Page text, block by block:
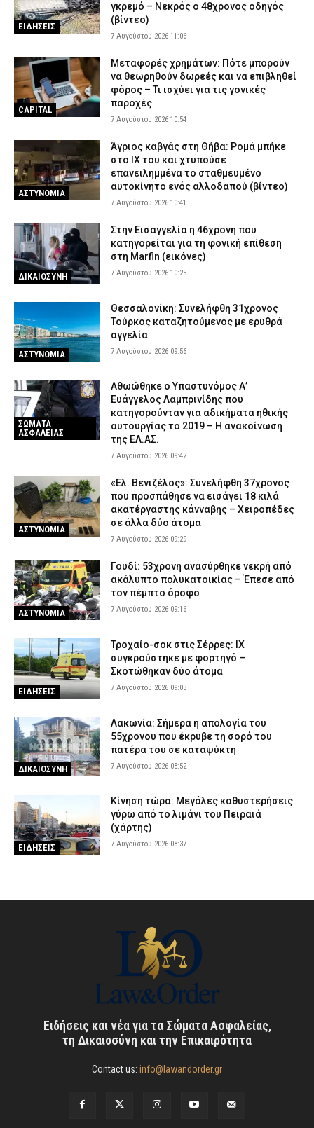
ΕΙΔΗΣΕΙΣ
γκρεμό – Νεκρός ο 48χρονος οδηγός
(βίντεο)
7 Αυγούστου 2026 11:06
CAPITAL
Μεταφορές χρημάτων: Πότε μπορούν
να θεωρηθούν δωρεές και να επιβληθεί
φόρος – Τι ισχύει για τις γονικές
παροχές
7 Αυγούστου 2026 10:54
ΑΣΤΥΝΟΜΙΑ
Άγριος καβγάς στη Θήβα: Ρομά μπήκε
στο ΙΧ του και χτυπούσε
επανειλημμένα το σταθμευμένο
αυτοκίνητο ενός αλλοδαπού (βίντεο)
7 Αυγούστου 2026 10:41
ΔΙΚΑΙΟΣΥΝΗ
Στην Εισαγγελία η 46χρονη που
κατηγορείται για τη φονική επίθεση
στη Marfin (εικόνες)
7 Αυγούστου 2026 10:25
ΑΣΤΥΝΟΜΙΑ
Θεσσαλονίκη: Συνελήφθη 31χρονος
Τούρκος καταζητούμενος με ερυθρά
αγγελία
7 Αυγούστου 2026 09:56
ΣΩΜΑΤΑ
ΑΣΦΑΛΕΙΑΣ
Αθωώθηκε ο Υπαστυνόμος Α’
Ευάγγελος Λαμπρινίδης που
κατηγορούνταν για αδικήματα ηθικής
αυτουργίας το 2019 – Η ανακοίνωση
της ΕΛ.ΑΣ.
7 Αυγούστου 2026 09:42
ΑΣΤΥΝΟΜΙΑ
«Ελ. Βενιζέλος»: Συνελήφθη 37χρονος
που προσπάθησε να εισάγει 18 κιλά
ακατέργαστης κάνναβης – Χειροπέδες
σε άλλα δύο άτομα
7 Αυγούστου 2026 09:29
ΑΣΤΥΝΟΜΙΑ
Γουδί: 53χρονη ανασύρθηκε νεκρή από
ακάλυπτο πολυκατοικίας – Έπεσε από
τον πέμπτο όροφο
7 Αυγούστου 2026 09:16
ΕΙΔΗΣΕΙΣ
Τροχαίο-σοκ στις Σέρρες: ΙΧ
συγκρούστηκε με φορτηγό –
Σκοτώθηκαν δύο άτομα
7 Αυγούστου 2026 09:03
ΔΙΚΑΙΟΣΥΝΗ
Λακωνία: Σήμερα η απολογία του
55χρονου που έκρυβε τη σορό του
πατέρα του σε καταψύκτη
7 Αυγούστου 2026 08:52
ΕΙΔΗΣΕΙΣ
Κίνηση τώρα: Μεγάλες καθυστερήσεις
γύρω από το λιμάνι του Πειραιά
(χάρτης)
7 Αυγούστου 2026 08:37
Ειδήσεις και νέα για τα Σώματα Ασφαλείας,
τη Δικαιοσύνη και την Επικαιρότητα
Contact us: info@lawandorder.gr